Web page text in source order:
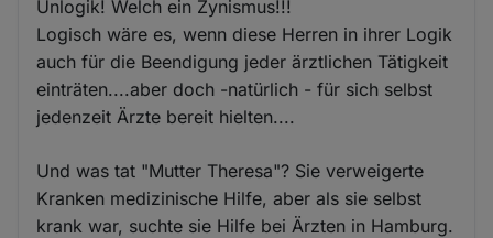
Unlogik! Welch ein Zynismus!!!
Logisch wäre es, wenn diese Herren in ihrer Logik
auch für die Beendigung jeder ärztlichen Tätigkeit
einträten....aber doch -natürlich - für sich selbst
jedenzeit Ärzte bereit hielten....
Und was tat "Mutter Theresa"? Sie verweigerte
Kranken medizinische Hilfe, aber als sie selbst
krank war, suchte sie Hilfe bei Ärzten in Hamburg.